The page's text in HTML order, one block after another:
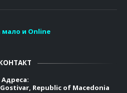
мало и Online
Адреса:
Republic of Macedonia